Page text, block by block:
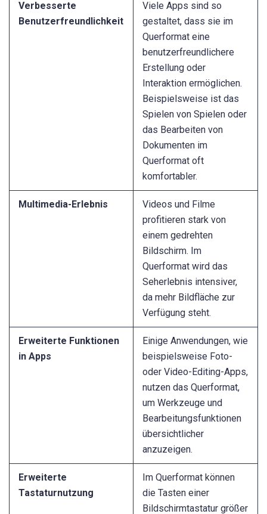
Verbesserte
Benutzerfreundlichkeit
Viele Apps sind so
gestaltet, dass sie im
Querformat eine
benutzerfreundlichere
Erstellung oder
Interaktion ermöglichen.
Beispielsweise ist das
Spielen von Spielen oder
das Bearbeiten von
Dokumenten im
Querformat oft
komfortabler.
Multimedia-Erlebnis
Videos und Filme
profitieren stark von
einem gedrehten
Bildschirm. Im
Querformat wird das
Seherlebnis intensiver,
da mehr Bildfläche zur
Verfügung steht.
Erweiterte Funktionen
in Apps
Einige Anwendungen, wie
beispielsweise Foto-
oder Video-Editing-Apps,
nutzen das Querformat,
um Werkzeuge und
Bearbeitungsfunktionen
übersichtlicher
anzuzeigen.
Erweiterte
Tastaturnutzung
Im Querformat können
die Tasten einer
Bildschirmtastatur größer